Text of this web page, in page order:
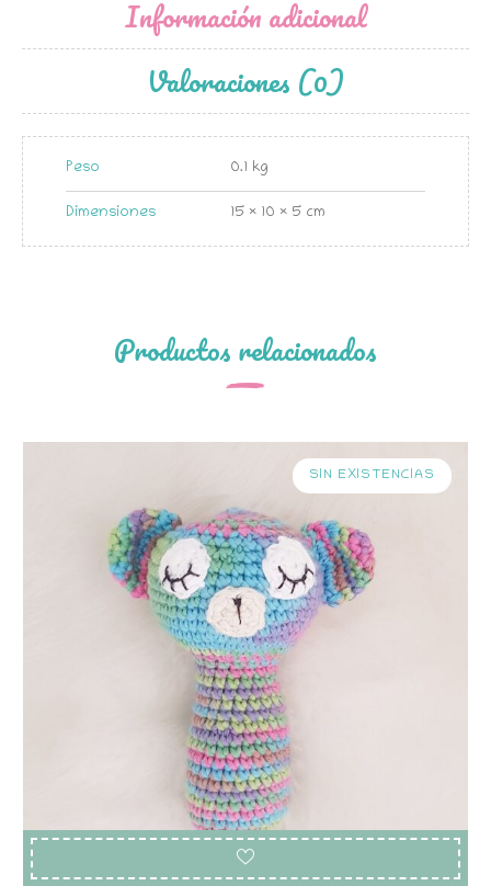
Información adicional
Valoraciones (0)
Peso 0.1 kg
Dimensiones 15 × 10 × 5 cm
Productos relacionados
SIN EXISTENCIAS